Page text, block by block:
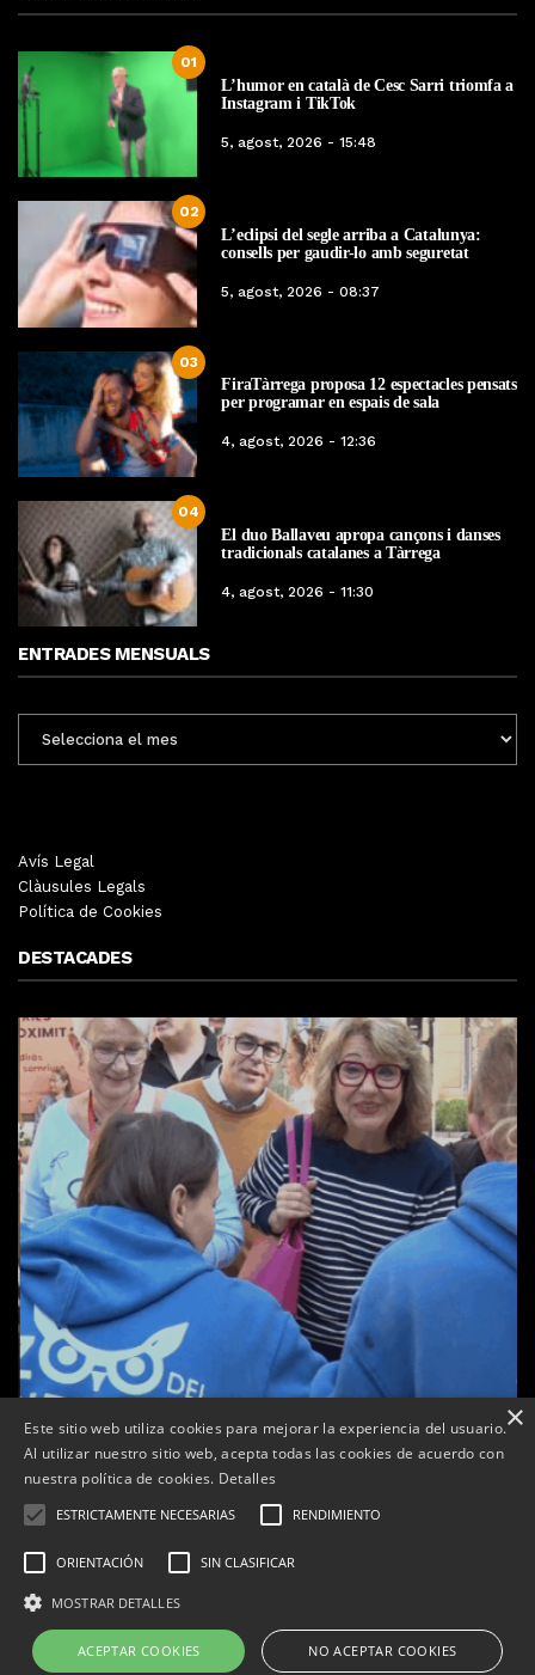
01
L’humor en català de Cesc Sarri triomfa a
Instagram i TikTok
5, agost, 2026 - 15:48
02
L’eclipsi del segle arriba a Catalunya:
consells per gaudir-lo amb seguretat
5, agost, 2026 - 08:37
03
FiraTàrrega proposa 12 espectacles pensats
per programar en espais de sala
4, agost, 2026 - 12:36
04
El duo Ballaveu apropa cançons i danses
tradicionals catalanes a Tàrrega
4, agost, 2026 - 11:30
ENTRADES MENSUALS
MENSUALS
Avís Legal
Clàusules Legals
Política de Cookies
DESTACADES
Tàrrega celebra la 25a Fira del Medi Ambient
Per Tàrrega Televisió 18, octubre, 2025 - 12:26
Correu electrònic:info@tarrega.tv
Telèfons: 648 45 71 14 | 669 32 28 46
×
Este sitio web utiliza cookies para mejorar la experiencia del usuario.
Al utilizar nuestro sitio web, acepta todas las cookies de acuerdo con
nuestra política de cookies. Detalles
ESTRICTAMENTE NECESARIAS RENDIMIENTO
ORIENTACIÓN SIN CLASIFICAR
MOSTRAR DETALLES
ACEPTAR COOKIES NO ACEPTAR COOKIES